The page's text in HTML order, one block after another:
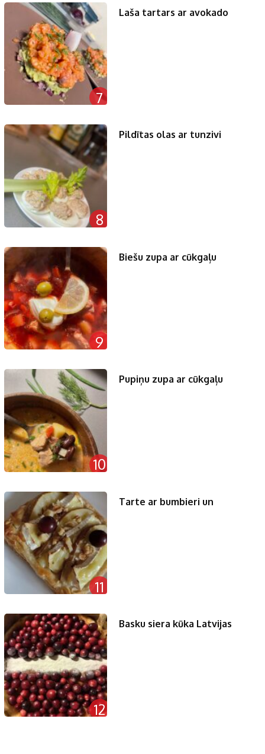
7
Laša tartars ar avokado
8
Pildītas olas ar tunzivi
9
Biešu zupa ar cūkgaļu
10
Pupiņu zupa ar cūkgaļu
11
Tarte ar bumbieri un
12
Basku siera kūka Latvijas